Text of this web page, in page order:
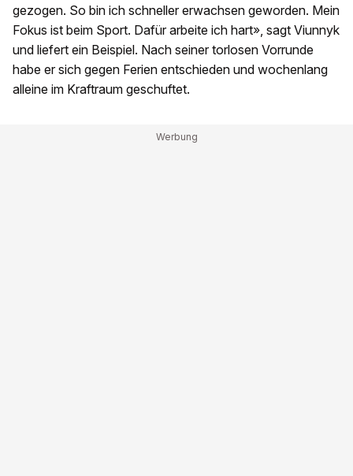
gezogen. So bin ich schneller erwachsen geworden. Mein
Fokus ist beim Sport. Dafür arbeite ich hart», sagt Viunnyk
und liefert ein Beispiel. Nach seiner torlosen Vorrunde
habe er sich gegen Ferien entschieden und wochenlang
alleine im Kraftraum geschuftet.